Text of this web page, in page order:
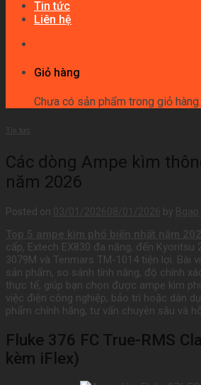
Tin tức
Liên hệ
Giỏ hàng
Chưa có sản phẩm trong giỏ hàng.
Tin tức
Các dòng Ampe kìm
năm 2026
Posted on 03/01/2026 08/01/2026 by
Top 5 ampe kìm phổ biến nhất năm
cấp, Extech EX830 đa năng, đến Kyoritsu
3079M và Tenmars TM-1014 tiện lợi. Bài
sản phẩm, so sánh tính năng, độ chính
thực tế, giúp bạn chọn được ampe kìm
việc điện công nghiệp, bảo trì hoặc dân
phẩm chính hãng, tư vấn chuyên sâu và
Fluke 376 FC True-RMS
kèm iFlex)